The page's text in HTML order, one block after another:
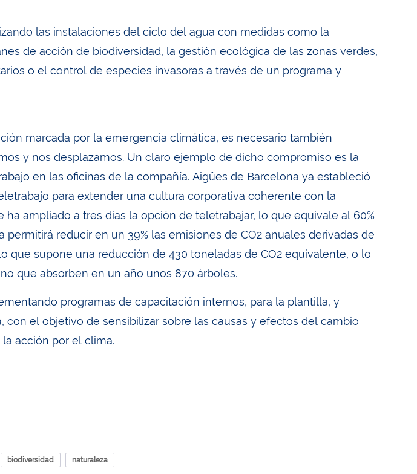
las instalaciones del ciclo del agua con medidas como la
de acción de biodiversidad, la gestión ecológica de las zonas verdes,
o el control de especies invasoras a través de un programa y
marcada por la emergencia climática, es necesario también
y nos desplazamos. Un claro ejemplo de dicho compromiso es la
en las oficinas de la compañía. Aigües de Barcelona ya estableció
para extender una cultura corporativa coherente con la
ha ampliado a tres días la opción de teletrabajar, lo que equivale al 60%
permitirá reducir en un 39% las emisiones de CO2 anuales derivadas de
que supone una reducción de 430 toneladas de CO2 equivalente, o lo
que absorben en un año unos 870 árboles.
programas de capacitación internos, para la plantilla, y
con el objetivo de sensibilizar sobre las causas y efectos del cambio
acción por el clima.
biodiversidad naturaleza